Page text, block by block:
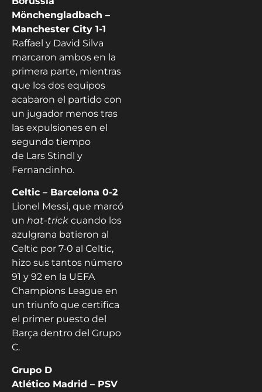
Mönchengladbach –
Manchester City 1-1
Raffael y David Silva
marcaron ambos en la
primera parte, mientras
que los dos equipos
acabaron el partido con
un jugador menos tras
las expulsiones en el
segundo tiempo
de Lars Stindl y
Fernandinho.
Celtic – Barcelona 0-2
Lionel Messi, que marcó
un hat-trick cuando los
azulgrana batieron al
Celtic por 7-0 al Celtic,
hizo sus tantos número
91 y 92 en la UEFA
Champions League en
un triunfo que certifica
el primer puesto del
Barça dentro del Grupo
C.
Grupo D
Atlético Madrid – PSV